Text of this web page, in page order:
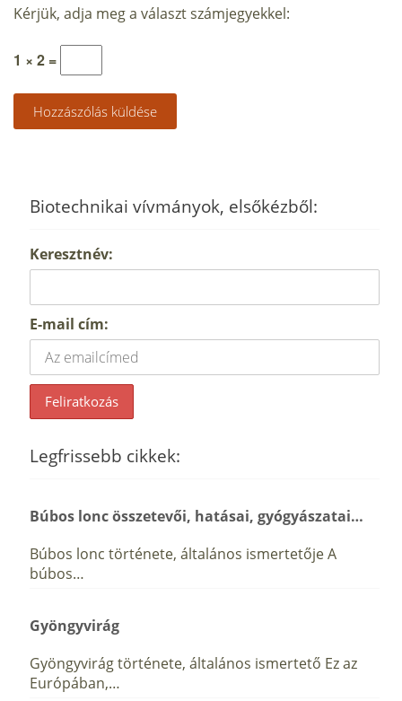
Kérjük, adja meg a választ számjegyekkel:
1 × 2 =
Biotechnikai vívmányok, elsőkézből:
Keresztnév:
E-mail cím:
Legfrissebb cikkek:
Búbos lonc összetevői, hatásai, gyógyászatai…
Búbos lonc története, általános ismertetője A
búbos…
Gyöngyvirág
Gyöngyvirág története, általános ismertető Ez az
Európában,…